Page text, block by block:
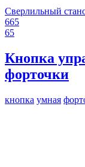
Сверлильный
665
65
Кнопка
форточки
кнопка умная